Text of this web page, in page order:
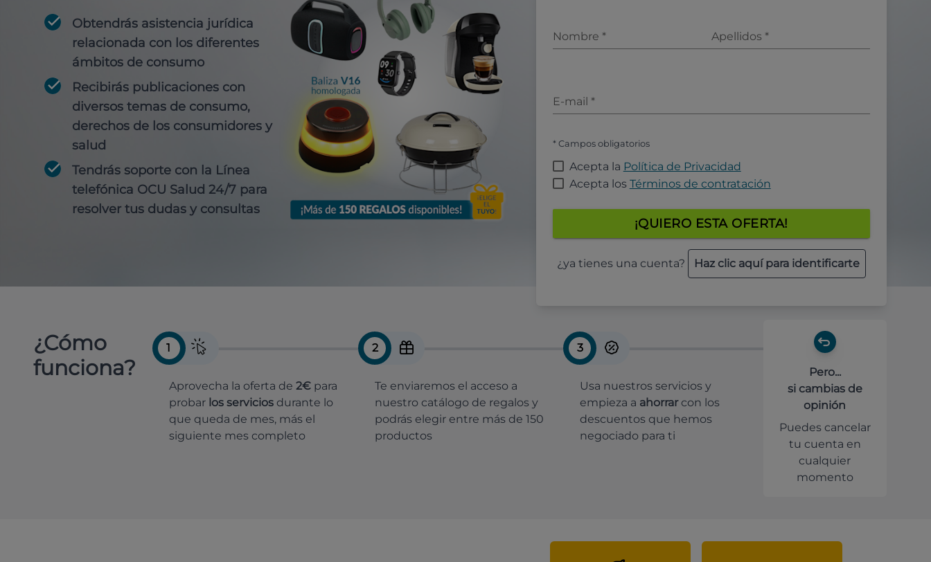
Obtendrás asistencia jurídica
relacionada con los diferentes
ámbitos de consumo
Recibirás publicaciones con
diversos temas de consumo,
derechos de los consumidores y
salud
Tendrás soporte con la Línea
telefónica OCU Salud 24/7 para
resolver tus dudas y consultas
Nombre * Apellidos *
E-mail *
* Campos obligatorios
Acepta la Política de Privacidad
Acepta los Términos de contratación
¡QUIERO ESTA OFERTA!
¿ya tienes una cuenta? Haz clic aquí para identificarte
¿Cómo
funciona?
1
Aprovecha la oferta de 2€ para
probar los servicios durante lo
que queda de mes, más el
siguiente mes completo
2
Te enviaremos el acceso a
nuestro catálogo de regalos y
podrás elegir entre más de 150
productos
3
Usa nuestros servicios y
empieza a ahorrar con los
descuentos que hemos
negociado para ti
Pero...
si cambias de
opinión
Puedes cancelar
tu cuenta en
cualquier
momento